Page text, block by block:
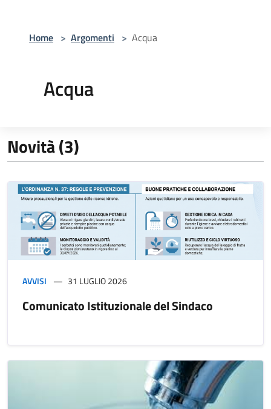
Home > Argomenti > Acqua
Acqua
Novità (3)
AVVISI 31 LUGLIO 2026
Comunicato Istituzionale del Sindaco